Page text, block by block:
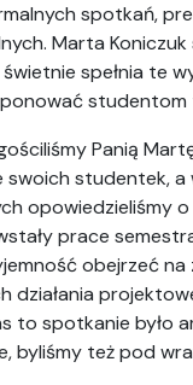
spotkań,
Marta Koniczuk
spełnia te
studentom
Panią
swoich studentek, a
opowiedzieliśmy o
prace
obejrzeć na
działania
to spotkanie było
byliśmy też pod